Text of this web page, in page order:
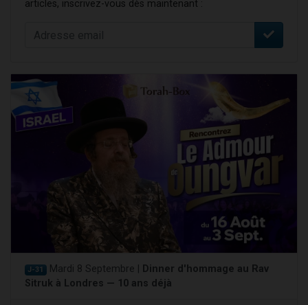
articles, inscrivez-vous dès maintenant :
J-31 Mardi 8 Septembre |
Dinner d'hommage au Rav
Sitruk à Londres — 10 ans déjà